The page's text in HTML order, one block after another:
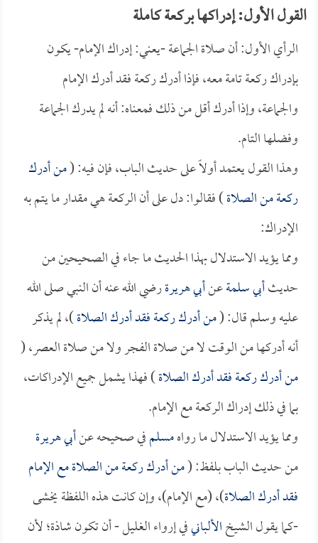
القول الأول: إدراكها بركعة كاملة
الرأي الأول: أن صلاة الجماعة -يعني: إدراك الإمام- يكون
بإدراك ركعة تامة معه، فإذا أدرك ركعة فقد أدرك الإمام
والجماعة، وإذا أدرك أقل من ذلك فمعناه: أنه لم يدرك الجماعة
وفضلها التام.
وهذا القول يعتمد أولاً على حديث الباب، فإن فيه: (من أدرك
ركعة من الصلاة) فقالوا: دل على أن الركعة هي مقدار ما يتم به
الإدراك:
ومما يؤيد الاستدلال بهذا الحديث ما جاء في الصحيحين من
حديثأبي سلمةعنأبي هريرةرضي الله عنه أن النبي صلى الله
عليه وسلم قال: (من أدرك ركعة فقد أدرك الصلاة)، لم يذكر
أنه أدركها من الوقت لا من صلاة الفجر ولا من صلاة العصر، (
من أدرك ركعة فقد أدرك الصلاة) فهذا يشمل جميع الإدراكات،
بما في ذلك إدراك الركعة مع الإمام.
ومما يؤيد الاستدلال ما رواهمسلمفي صحيحه عنأبي هريرة
من حديث الباب بلفظ: (من أدرك ركعة من الصلاة مع الإمام
فقد أدرك الصلاة)، (مع الإمام)، وإن كانت هذه اللفظة يخشى
-كما يقول الشيخالألبانيفي إرواء الغليل - أن تكون شاذة؛ لأن